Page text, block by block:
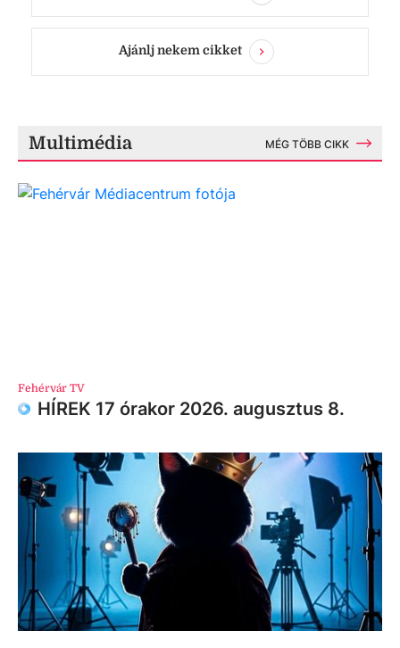
Ajánlj nekem cikket
Multimédia MÉG TÖBB CIKK
Fehérvár TV
HÍREK 17 órakor 2026. augusztus 8.